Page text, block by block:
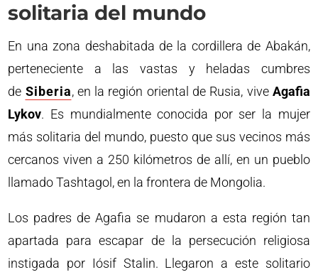
solitaria del mundo
En una zona deshabitada de la cordillera de Abakán,
perteneciente a las vastas y heladas cumbres
de Siberia, en la región oriental de Rusia, vive Agafia
Lykov. Es mundialmente conocida por ser la mujer
más solitaria del mundo, puesto que sus vecinos más
cercanos viven a 250 kilómetros de allí, en un pueblo
llamado Tashtagol, en la frontera de Mongolia.
Los padres de Agafia se mudaron a esta región tan
apartada para escapar de la persecución religiosa
instigada por Iósif Stalin. Llegaron a este solitario